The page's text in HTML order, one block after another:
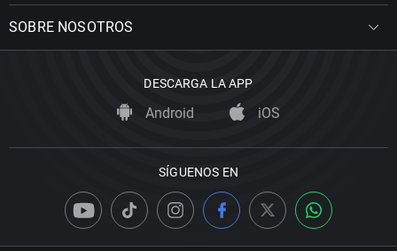
SOBRE NOSOTROS
DESCARGA LA APP
Android iOS
SÍGUENOS EN